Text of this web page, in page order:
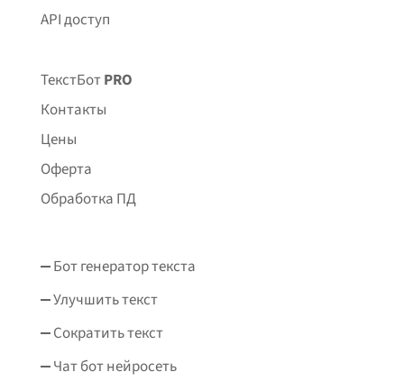
API доступ
ТекстБотPRO
Контакты
Цены
Оферта
Обработка ПД
Бот генератор текста
Улучшить текст
Сократить текст
Чат бот нейросеть